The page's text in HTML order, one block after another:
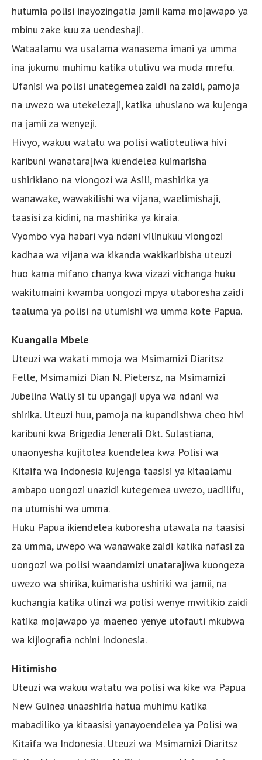
hutumia polisi inayozingatia jamii kama mojawapo ya
mbinu zake kuu za uendeshaji.
Wataalamu wa usalama wanasema imani ya umma
ina jukumu muhimu katika utulivu wa muda mrefu.
Ufanisi wa polisi unategemea zaidi na zaidi, pamoja
na uwezo wa utekelezaji, katika uhusiano wa kujenga
na jamii za wenyeji.
Hivyo, wakuu watatu wa polisi walioteuliwa hivi
karibuni wanatarajiwa kuendelea kuimarisha
ushirikiano na viongozi wa Asili, mashirika ya
wanawake, wawakilishi wa vijana, waelimishaji,
taasisi za kidini, na mashirika ya kiraia.
Vyombo vya habari vya ndani vilinukuu viongozi
kadhaa wa vijana wa kikanda wakikaribisha uteuzi
huo kama mifano chanya kwa vizazi vichanga huku
wakitumaini kwamba uongozi mpya utaboresha zaidi
taaluma ya polisi na utumishi wa umma kote Papua.
Kuangalia Mbele
Uteuzi wa wakati mmoja wa Msimamizi Diaritsz
Felle, Msimamizi Dian N. Pietersz, na Msimamizi
Jubelina Wally si tu upangaji upya wa ndani wa
shirika. Uteuzi huu, pamoja na kupandishwa cheo hivi
karibuni kwa Brigedia Jenerali Dkt. Sulastiana,
unaonyesha kujitolea kuendelea kwa Polisi wa
Kitaifa wa Indonesia kujenga taasisi ya kitaalamu
ambapo uongozi unazidi kutegemea uwezo, uadilifu,
na utumishi wa umma.
Huku Papua ikiendelea kuboresha utawala na taasisi
za umma, uwepo wa wanawake zaidi katika nafasi za
uongozi wa polisi waandamizi unatarajiwa kuongeza
uwezo wa shirika, kuimarisha ushiriki wa jamii, na
kuchangia katika ulinzi wa polisi wenye mwitikio zaidi
katika mojawapo ya maeneo yenye utofauti mkubwa
wa kijiografia nchini Indonesia.
Hitimisho
Uteuzi wa wakuu watatu wa polisi wa kike wa Papua
New Guinea unaashiria hatua muhimu katika
mabadiliko ya kitaasisi yanayoendelea ya Polisi wa
Kitaifa wa Indonesia. Uteuzi wa Msimamizi Diaritsz